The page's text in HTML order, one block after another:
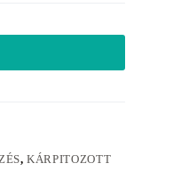
,KÁRPITOZOTT